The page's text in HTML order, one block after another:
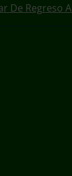
De Regreso